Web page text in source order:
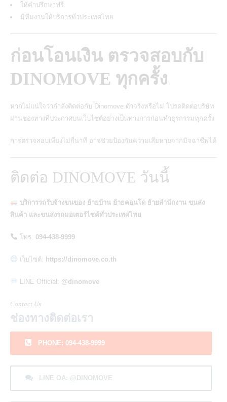
ให้คำปรึกษาฟรี
มีทีมงานให้บริการทั่วประเทศไทย
ก่อนโอนเงิน ตรวจสอบกับ
DINOMOVE ทุกครั้ง
หากไม่แน่ใจว่ากำลังติดต่อกับ Dinomove ตัวจริงหรือไม่ โปรดติดต่อบริษัท
ผ่านช่องทางที่ประกาศบนเว็บไซต์อย่างเป็นทางการก่อนทำธุรกรรมทุกครั้ง
การตรวจสอบเพียงไม่กี่นาที อาจช่วยป้องกันความเสียหายจากมิจฉาชีพได้
ติดต่อ DINOMOVE วันนี้
บริการรถรับจ้างขนของ ย้ายบ้าน ย้ายคอนโด ย้ายสำนักงาน ขนส่ง
สินค้า และขนส่งรถมอเตอร์ไซค์ทั่วประเทศไทย
โทร: 094-438-9999
เว็บไซต์: https://dinomove.co.th
LINE Official: @dinomove
Contact Us
ช่องทางติดต่อเรา
PHONE: 094-438-9999
LINE OA: @DINOMOVE